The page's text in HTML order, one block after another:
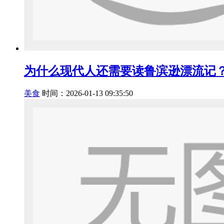
为什么现代人还需要读鲁滨逊漂流记
美食 时间：2026-01-13 09:35:50